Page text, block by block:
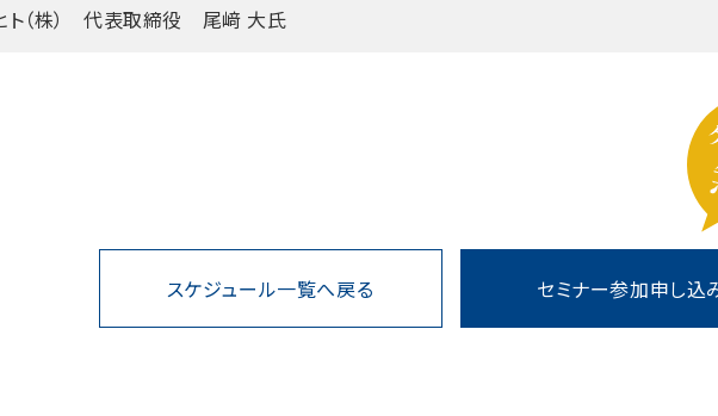
（株） 代表取締役 尾﨑 大氏
スケジュール一覧へ戻る セミナー参加申し込